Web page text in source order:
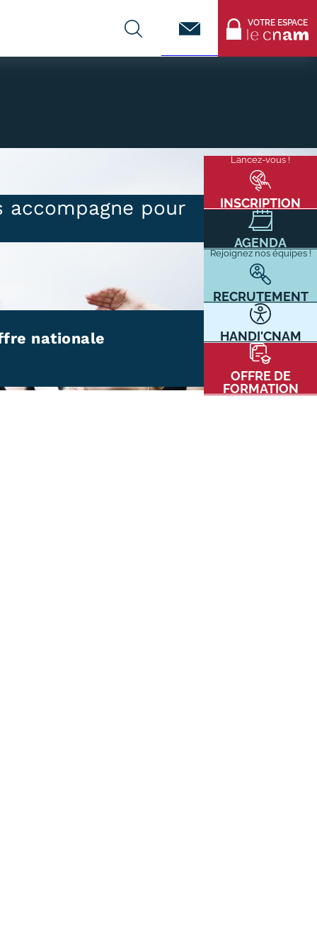
Menu
flottant
Lancez-vous !
INSCRIPTION
AGENDA
Rejoignez nos équipes !
RECRUTEMENT
HANDI'CNAM
OFFRE DE
FORMATION
VOTRE ESPACE
Accueillir un alternant ?
Taxe d'apprentissage
Infos partenaires
Liste des partenaires
Communication
Prospect
accompagne pour
nationale